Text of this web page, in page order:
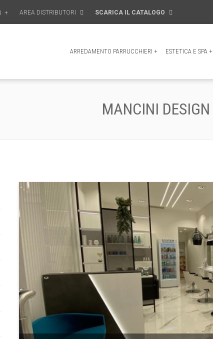
+ AREA DISTRIBUTORI SCARICA IL CATALOGO
ARREDAMENTO PARRUCCHIERI + ESTETICA E SPA +
MANCINI DESIGN